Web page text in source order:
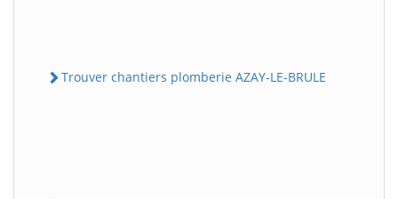
Trouver chantiers plomberie AZAY-LE-BRULE